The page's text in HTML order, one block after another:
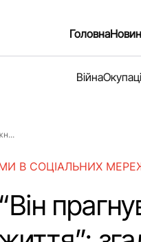
Головна
Війна
В СОЦІАЛЬНИХ
“Він